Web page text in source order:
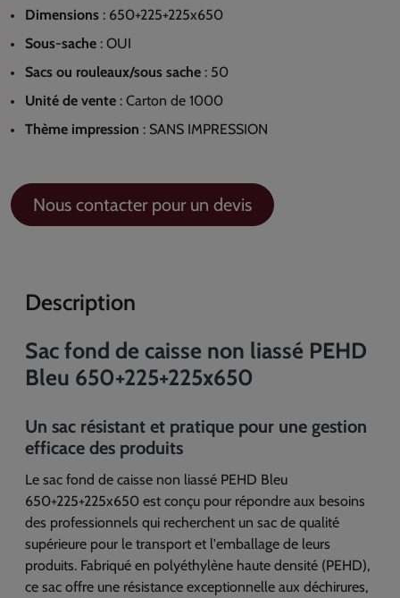
Dimensions : 650+225+225x650
Sous-sache : OUI
Sacs ou rouleaux/sous sache : 50
Unité de vente : Carton de 1000
Thème impression : SANS IMPRESSION
Nous contacter pour un devis
Description
Sac fond de caisse non liassé PEHD
Bleu 650+225+225x650
Un sac résistant et pratique pour une gestion
efficace des produits
Le sac fond de caisse non liassé PEHD Bleu
650+225+225x650 est conçu pour répondre aux besoins
des professionnels qui recherchent un sac de qualité
supérieure pour le transport et l'emballage de leurs
produits. Fabriqué en polyéthylène haute densité (PEHD),
ce sac offre une résistance exceptionnelle aux déchirures,